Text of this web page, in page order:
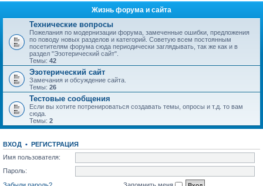
Жизнь форума и сайта
Технические вопросы
Пожелания по модернизации форума, замеченные ошибки, предложения
по поводу новых разделов и категорий. Советую всем постоянным
посетителям форума сюда периодически заглядывать, так же как и в
раздел "Эзотерический сайт".
Темы: 42
Эзотерический сайт
Замечания и обсуждение сайта.
Темы: 26
Тестовые сообщения
Если вы хотите потренироваться создавать темы, опросы и т.д. то вам
сюда.
Темы: 2
ВХОД • РЕГИСТРАЦИЯ
Имя пользователя:
Пароль: